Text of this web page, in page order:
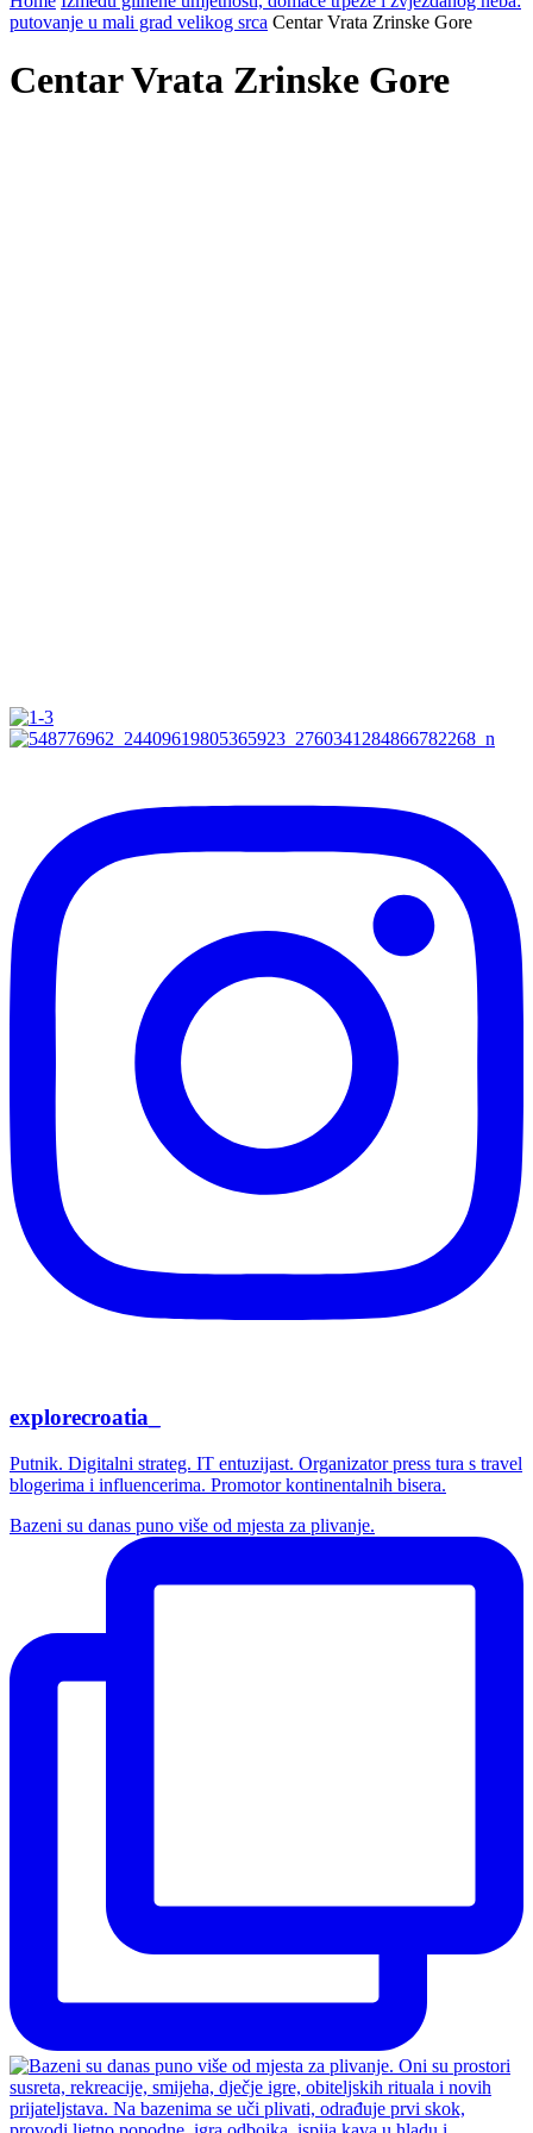
putovanje u mali grad velikog srca Centar Vrata Zrinske Gore
Centar Vrata Zrinske Gore
explorecroatia_
Putnik. Digitalni strateg. IT entuzijast. Organizator press tura s travel
blogerima i influencerima. Promotor kontinentalnih bisera.
Bazeni su danas puno više od mjesta za plivanje.